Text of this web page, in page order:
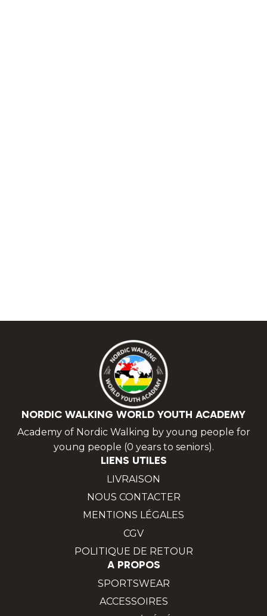
NORDIC WALKING WORLD YOUTH ACADEMY
Academy of Nordic Walking by young people for
young people (0 years to seniors).
LIENS UTILES
LIVRAISON
NOUS CONTACTER
MENTIONS LÉGALES
CGV
POLITIQUE DE RETOUR
A PROPOS
SPORTSWEAR
ACCESSOIRES